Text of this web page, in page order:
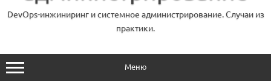
DevOps-инжиниринг и системное администрирование. Случаи из
практики.
Меню